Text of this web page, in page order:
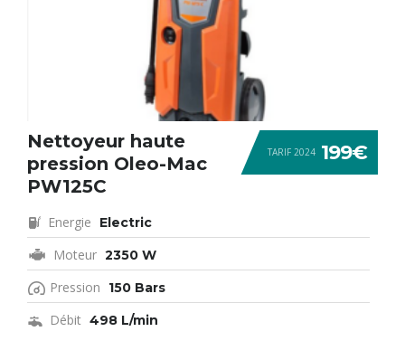
TARIF 2024 199€
Nettoyeur haute
pression Oleo-Mac
PW125C
Energie Electric
Moteur 2350 W
Pression 150 Bars
Débit 498 L/min